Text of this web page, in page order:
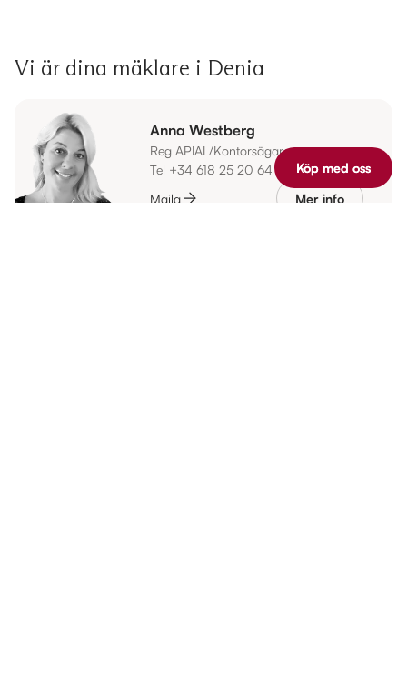
Vi är dina mäklare i Denia
Anna Westberg
Reg APIAL/Kontorsägare
Tel +34 618 25 20 64
Maila
Mer info
Köp med oss
Köp med oss